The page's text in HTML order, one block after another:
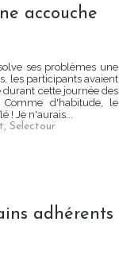
accouche
ses problèmes une
les participants avaient
cette journée des
Comme d'habitude, le
! Je n'aurais...
, Selectour
adhérents